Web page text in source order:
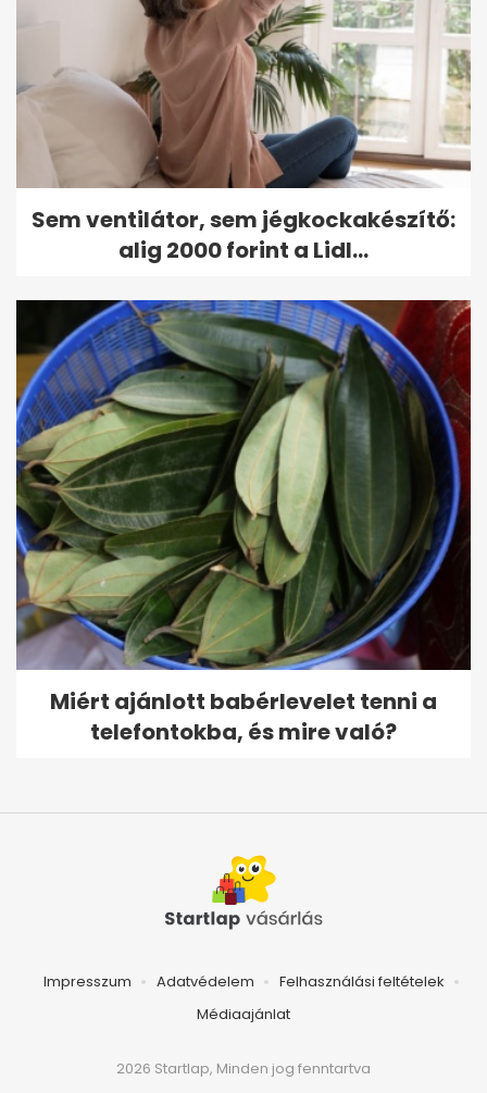
Sem ventilátor, sem jégkockakészítő:
alig 2000 forint a Lidl...
Miért ajánlott babérlevelet tenni a
telefontokba, és mire való?
Impresszum Adatvédelem
Felhasználási feltételek
Médiaajánlat
2026 Startlap, Minden jog fenntartva